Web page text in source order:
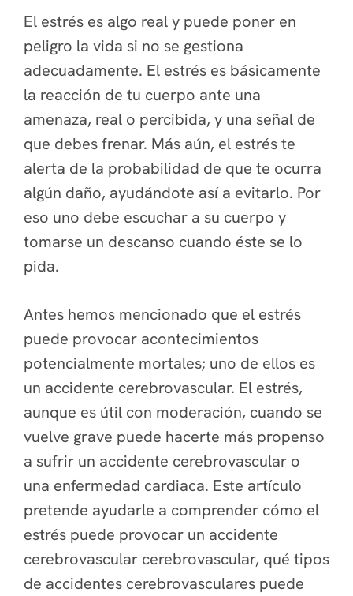
El estrés es algo real y puede poner en
peligro la vida si no se gestiona
adecuadamente. El estrés es básicamente
la reacción de tu cuerpo ante una
amenaza, real o percibida, y una señal de
que debes frenar. Más aún, el estrés te
alerta de la probabilidad de que te ocurra
algún daño, ayudándote así a evitarlo. Por
eso uno debe escuchar a su cuerpo y
tomarse un descanso cuando éste se lo
pida.
Antes hemos mencionado que el estrés
puede provocar acontecimientos
potencialmente mortales; uno de ellos es
un accidente cerebrovascular. El estrés,
aunque es útil con moderación, cuando se
vuelve grave puede hacerte más propenso
a sufrir un accidente cerebrovascular o
una enfermedad cardiaca. Este artículo
pretende ayudarle a comprender cómo el
estrés puede provocar un accidente
cerebrovascular cerebrovascular, qué tipos
de accidentes cerebrovasculares puede